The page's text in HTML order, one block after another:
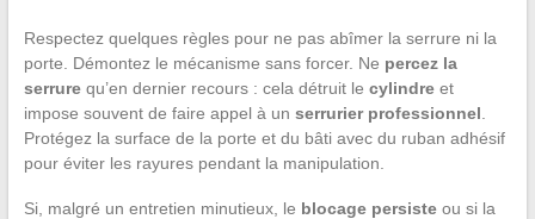
Respectez quelques règles pour ne pas abîmer la serrure ni la
porte. Démontez le mécanisme sans forcer. Ne percez la
serrurequ’en dernier recours : cela détruit le cylindreet
impose souvent de faire appel à un serrurier professionnel
Protégez la surface de la porte et du bâti avec du ruban adhésif
pour éviter les rayures pendant la manipulation.
Si, malgré un entretien minutieux, le blocage persisteou si la